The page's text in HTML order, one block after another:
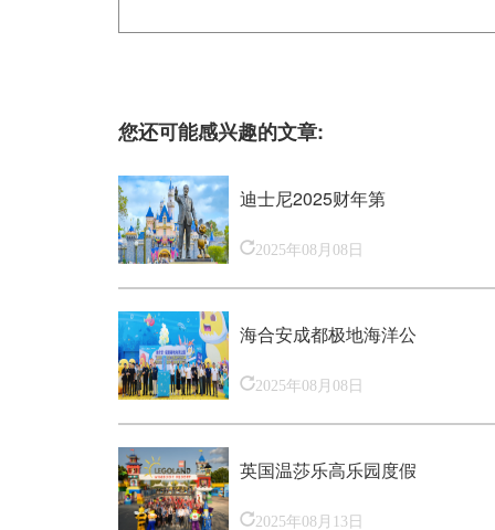
您还可能感兴趣的文章:
迪士尼2025财年第
2025年08月08日
海合安成都极地海洋公
2025年08月08日
英国温莎乐高乐园度假
2025年08月13日